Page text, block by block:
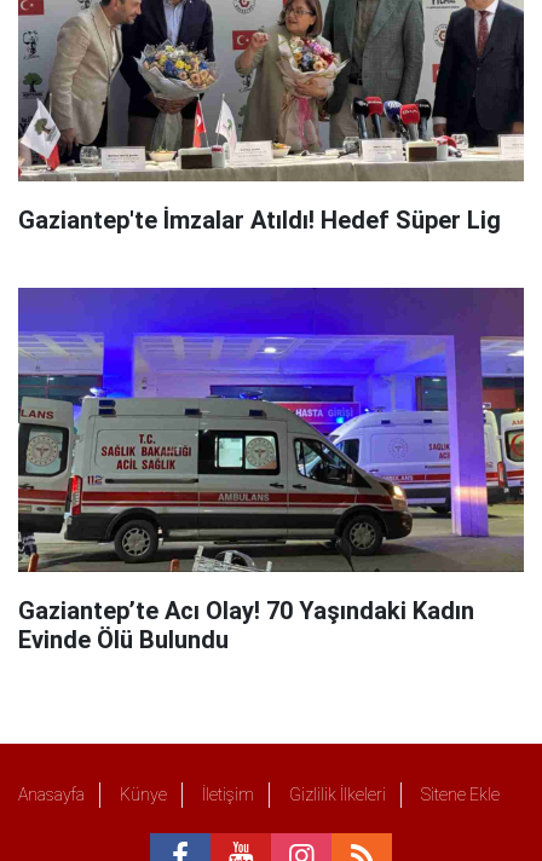
Gaziantep'te İmzalar Atıldı! Hedef Süper Lig
Gaziantep’te Acı Olay! 70 Yaşındaki Kadın
Evinde Ölü Bulundu
Anasayfa Künye İletişim Gizlilik İlkeleri Sitene Ekle